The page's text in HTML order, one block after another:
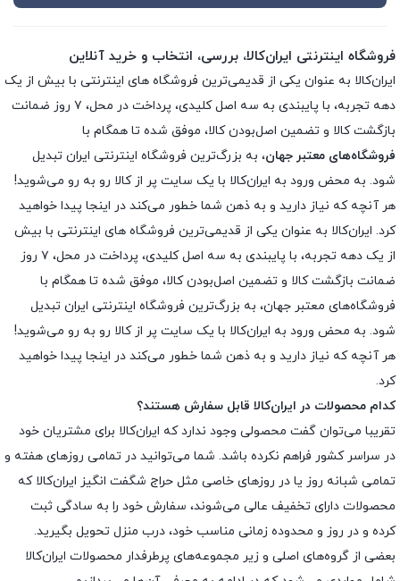
فروشگاه اینترنتی ایران‌کالا، بررسی، انتخاب و خرید آنلاین
ایران‌کالا به عنوان یکی از قدیمی‌ترین فروشگاه های اینترنتی با بیش از یک
دهه تجربه، با پایبندی به سه اصل کلیدی، پرداخت در محل، ۷ روز ضمانت
بازگشت کالا و تضمین اصل‌بودن کالا، موفق شده تا همگام با
فروشگاه‌های معتبر جهان، به بزرگ‌ترین فروشگاه اینترنتی ایران تبدیل
شود. به محض ورود به ایران‌کالا با یک سایت پر از کالا رو به رو می‌شوید!
هر آنچه که نیاز دارید و به ذهن شما خطور می‌کند در اینجا پیدا خواهید
کرد. ایران‌کالا به عنوان یکی از قدیمی‌ترین فروشگاه های اینترنتی با بیش
از یک دهه تجربه، با پایبندی به سه اصل کلیدی، پرداخت در محل، ۷ روز
ضمانت بازگشت کالا و تضمین اصل‌بودن کالا، موفق شده تا همگام با
فروشگاه‌های معتبر جهان، به بزرگ‌ترین فروشگاه اینترنتی ایران تبدیل
شود. به محض ورود به ایران‌کالا با یک سایت پر از کالا رو به رو می‌شوید!
هر آنچه که نیاز دارید و به ذهن شما خطور می‌کند در اینجا پیدا خواهید
کرد.
کدام محصولات در ایران‌کالا قابل سفارش هستند؟
تقریبا می‌توان گفت محصولی وجود ندارد که ایران‌کالا برای مشتریان خود
در سراسر کشور فراهم نکرده باشد. شما می‌توانید در تمامی روزهای هفته و
تمامی شبانه روز یا در روزهای خاصی مثل حراج شگفت انگیز ایران‌کالا که
محصولات دارای تخفیف عالی می‌شوند، سفارش خود را به سادگی ثبت
کرده و در روز و محدوده زمانی مناسب خود، درب منزل تحویل بگیرید.
بعضی از گروه‌های اصلی و زیر مجموعه‌های پرطرفدار محصولات ایران‌کالا